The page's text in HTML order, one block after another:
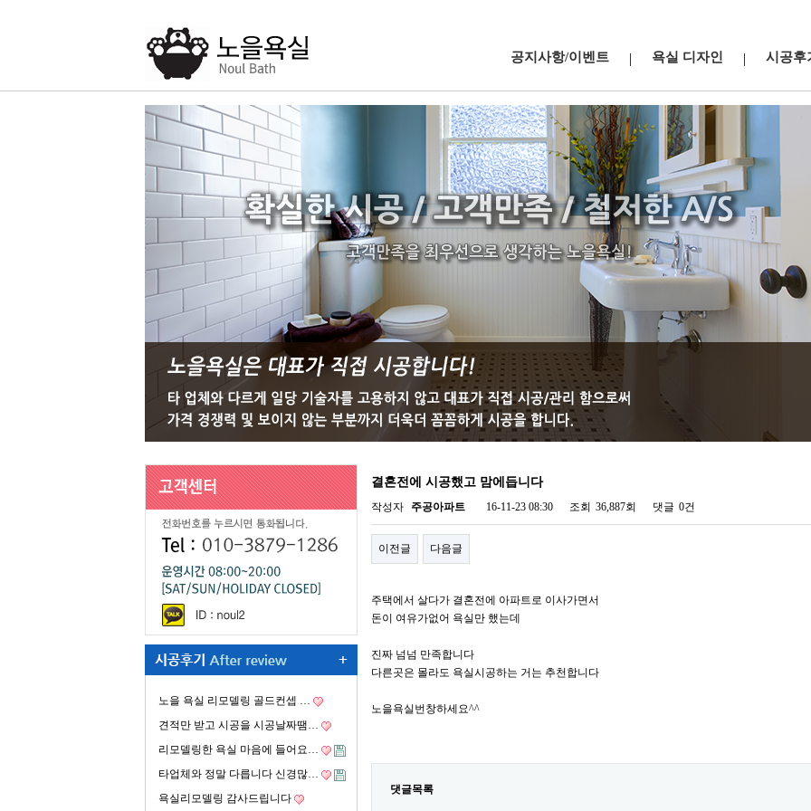
공지사항/이벤트 욕실 디자인 시공후
노을 욕실 리모델링 골드컨셉 …
견적만 받고 시공을 시공날짜땜…
리모델링한 욕실 마음에 들어요…
타업체와 정말 다릅니다 신경많…
욕실리모델링 감사드립니다
결혼전에 시공했고 맘에듭니다
작성자 주공아파트 16-11-23 08:30 조회 36,887회 댓글 0건
이전글 다음글
주택에서 살다가 결혼전에 아파트로 이사가면서
돈이 여유가없어 욕실만 했는데
진짜 넘넘 만족합니다
다른곳은 몰라도 욕실시공하는 거는 추천합니다
노을욕실번창하세요^^
댓글목록